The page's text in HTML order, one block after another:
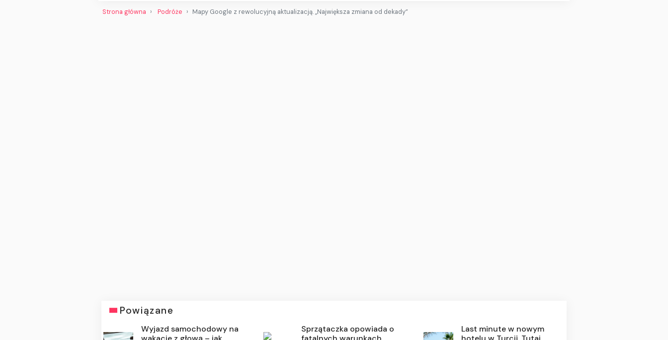
Strona główna Podróże Mapy Google z rewolucyjną aktualizacją. „Największa zmiana od dekady”
Powiązane
Wyjazd samochodowy na
Sprzątaczka opowiada o
Last minute w nowym